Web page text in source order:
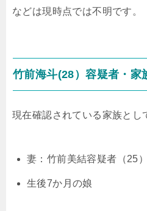
などは現時点では不明です。
竹前海斗(28）容疑者・家
現在確認されている家族とし
妻：竹前美結容疑者（25）
生後7か月の娘